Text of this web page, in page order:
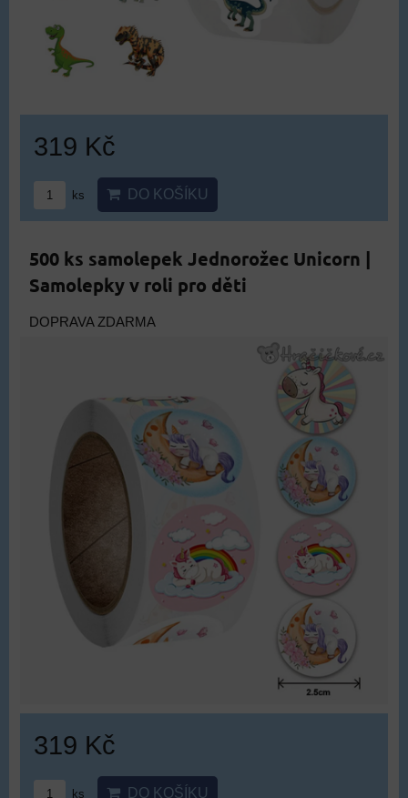
319 Kč
ks DO KOŠÍKU
500 ks samolepek Jednorožec Unicorn |
Samolepky v roli pro děti
DOPRAVA ZDARMA
319 Kč
ks DO KOŠÍKU